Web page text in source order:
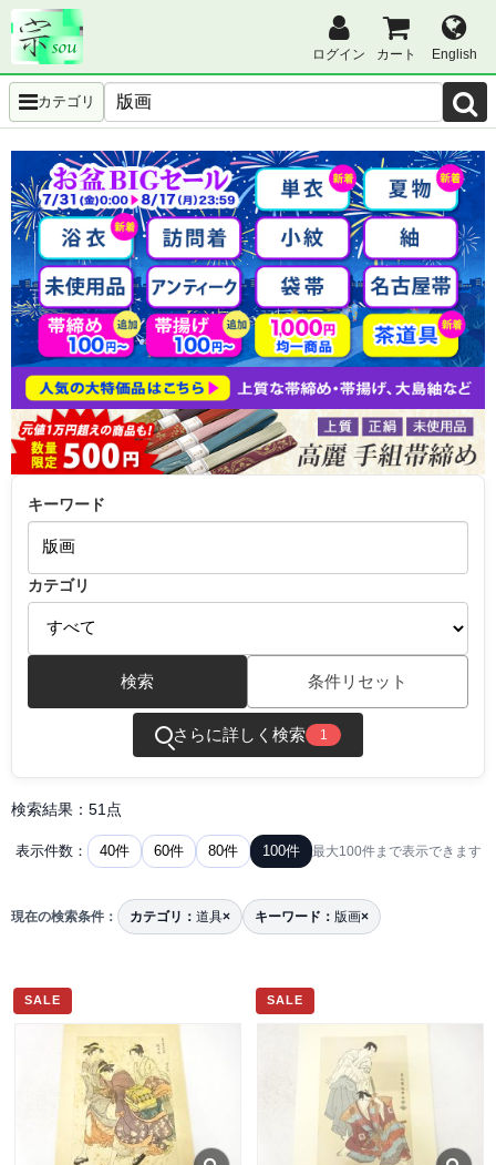
ログイン カート English
カテゴリ
キーワード
カテゴリ
検索 条件リセット
さらに詳しく検索 1
検索結果：51点
表示件数： 40件 60件 80件 100件 最大100件まで表示できます
現在の検索条件： カテゴリ： 道具× キーワード： 版画×
SALE SALE